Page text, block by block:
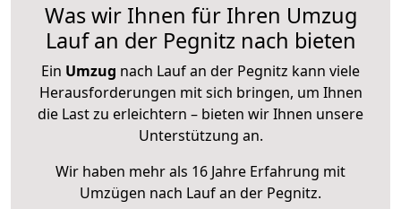
Was wir Ihnen für Ihren Umzug
Lauf an der Pegnitz nach bieten
Ein Umzug nach Lauf an der Pegnitz kann viele
Herausforderungen mit sich bringen, um Ihnen
die Last zu erleichtern – bieten wir Ihnen unsere
Unterstützung an.
Wir haben mehr als 16 Jahre Erfahrung mit
Umzügen nach Lauf an der Pegnitz.